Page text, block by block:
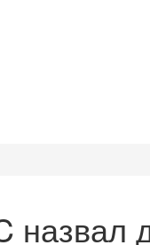
назвал